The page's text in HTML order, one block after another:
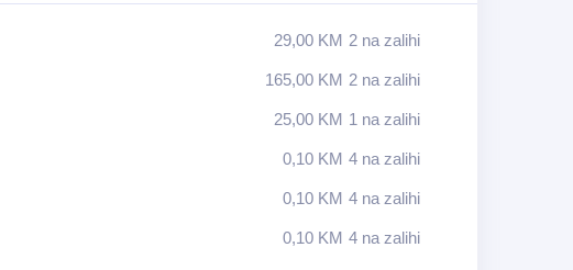
29,00 KM 2 na zalihi
165,00 KM 2 na zalihi
25,00 KM 1 na zalihi
0,10 KM 4 na zalihi
0,10 KM 4 na zalihi
0,10 KM 4 na zalihi